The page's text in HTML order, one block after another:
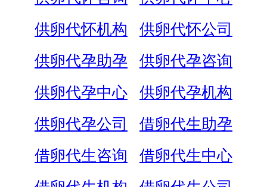
供卵代怀机构
供卵代怀公司
供卵代孕助孕
供卵代孕咨询
供卵代孕中心
供卵代孕机构
供卵代孕公司
借卵代生助孕
借卵代生咨询
借卵代生中心